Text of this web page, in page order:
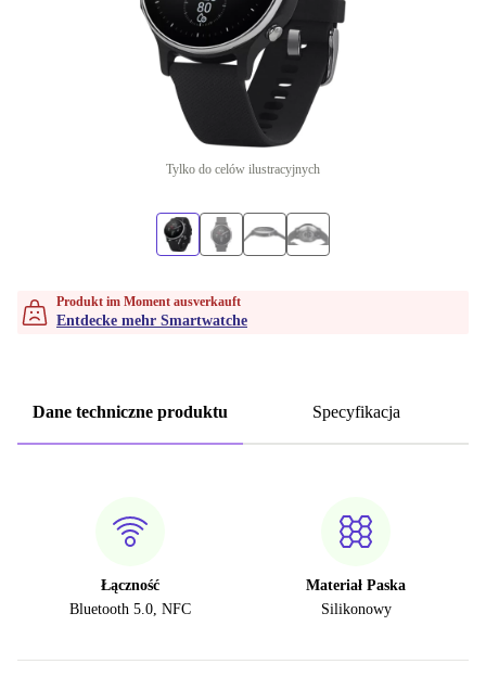
Tylko do celów ilustracyjnych
Produkt im Moment ausverkauft
Entdecke mehr Smartwatche
Dane techniczne produktu Specyfikacja
Łączność
Bluetooth 5.0, NFC
Materiał Paska
Silikonowy